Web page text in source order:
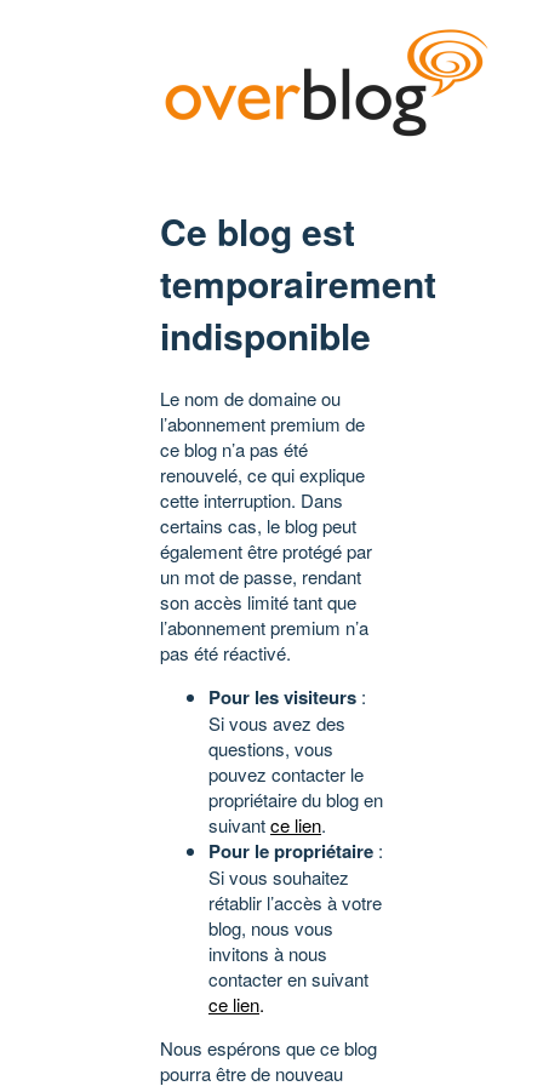
Ce blog est
temporairement
indisponible
Le nom de domaine ou
l’abonnement premium de
ce blog n’a pas été
renouvelé, ce qui explique
cette interruption. Dans
certains cas, le blog peut
également être protégé par
un mot de passe, rendant
son accès limité tant que
l’abonnement premium n’a
pas été réactivé.
Pour les visiteurs :
Si vous avez des
questions, vous
pouvez contacter le
propriétaire du blog en
suivantce lien.
Pour le propriétaire :
Si vous souhaitez
rétablir l’accès à votre
blog, nous vous
invitons à nous
contacter en suivant
ce lien.
Nous espérons que ce blog
pourra être de nouveau